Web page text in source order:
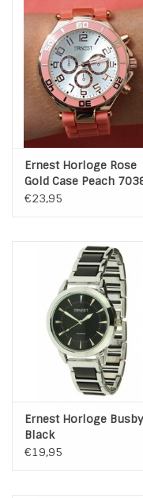
Ernest Horloge Rose
Gold Case Peach
€23,95
Ernest Horloge Busby
Black
€19,95